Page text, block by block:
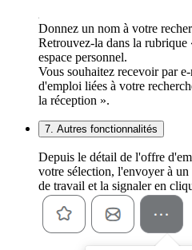
Donnez un nom à votre
Retrouvez-la dans la
espace personnel.
Vous souhaitez recevoir par
d'emploi liées à votre
la réception ».
7. Autres fonctionnalités
Depuis le détail de l'offre
votre sélection, l'envoyer à
de travail et la signaler en